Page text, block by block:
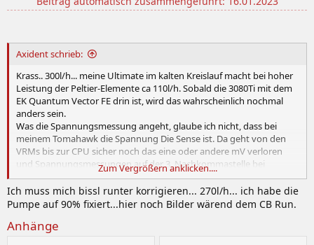
Axident schrieb:
Krass.. 300l/h... meine Ultimate im kalten Kreislauf macht bei hoher
Leistung der Peltier-Elemente ca 110l/h. Sobald die 3080Ti mit dem
EK Quantum Vector FE drin ist, wird das wahrscheinlich nochmal
anders sein.
Was die Spannungsmessung angeht, glaube ich nicht, dass bei
meinem Tomahawk die Spannung Die Sense ist. Da geht von den
VRMs bis zur CPU sicher noch das eine oder andere mV verloren
und Spannungsmessungen auf der 3. Nachkommastelle bei
Hardware in diesem Preissegment ist auch noch mal eine Sache für
sich.
Zum Vergrößern anklicken....
Ich muss mich bissl runter korrigieren... 270l/h... ich habe die
Pumpe auf 90% fixiert...hier noch Bilder wärend dem CB Run.
Anhänge